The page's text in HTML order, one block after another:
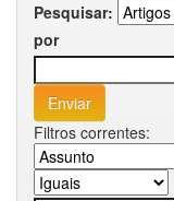
Pesquisar:
por
Filtros correntes: